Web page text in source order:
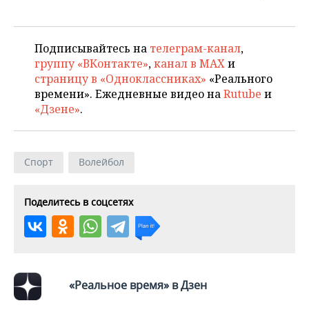
Подписывайтесь на телеграм-канал,
группу «ВКонтакте»,канал в MAXи
страницу в «Одноклассниках» «Реального
времени». Ежедневные видео наRutube и
«Дзене».
Спорт Волейбол
Поделитесь в соцсетях
«Реальное время» в Дзен